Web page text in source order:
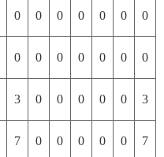
0 0 0 0 0 0 0
0 0 0 0 0 0 0
3 0 0 0 0 0 3
7 0 0 0 0 0 7